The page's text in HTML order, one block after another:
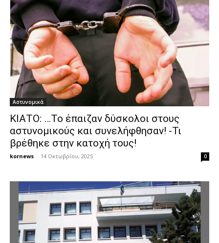
Αστυνομικά
ΚΙΑΤΟ: …Το έπαιζαν δύσκολοι στους
αστυνομικούς και συνελήφθησαν! -Τι
βρέθηκε στην κατοχή τους!
kornews - 14 Οκτωβρίου, 2025 0